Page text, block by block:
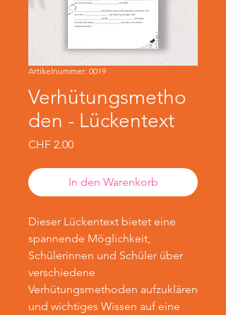
Artikelnummer: 0019
Verhütungsmetho
den - Lückentext
CHF 2.00Preis
In den Warenkorb
Dieser Lückentext bietet eine
spannende Möglichkeit,
Schülerinnen und Schüler über
verschiedene
Verhütungsmethoden aufzuklären
und wichtiges Wissen auf eine